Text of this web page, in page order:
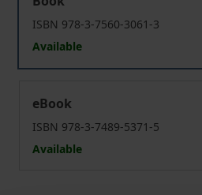
ISBN 978-3-7560-3061-3
Available
eBook
ISBN 978-3-7489-5371-5
Available